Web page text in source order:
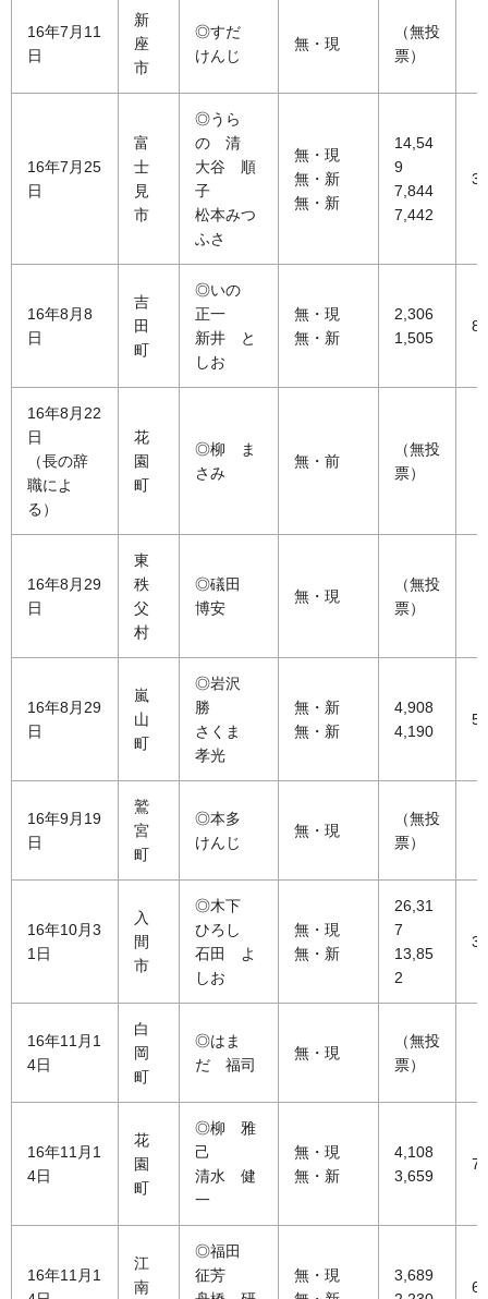
16年7月11
日
新
座
市
◎すだ
けんじ
無・現
（無投
票）
16年7月25
日
富
士
見
市
◎うら
の 清
大谷 順
子
松本みつ
ふさ
無・現
無・新
無・新
14,54
9
7,844
7,442
16年8月8
日
吉
田
町
◎いの
正一
新井 と
しお
無・現
無・新
2,306
1,505
16年8月22
日
（長の辞
職によ
る）
花
園
町
◎柳 ま
さみ
無・前
（無投
票）
16年8月29
日
東
秩
父
村
◎礒田
博安
無・現
（無投
票）
16年8月29
日
嵐
山
町
◎岩沢
勝
さくま
孝光
無・新
無・新
4,908
4,190
16年9月19
日
鷲
宮
町
◎本多
けんじ
無・現
（無投
票）
16年10月3
1日
入
間
市
◎木下
ひろし
石田 よ
しお
無・現
無・新
26,31
7
13,85
2
16年11月1
4日
白
岡
町
◎はま
だ 福司
無・現
（無投
票）
16年11月1
4日
花
園
町
◎柳 雅
己
清水 健
一
無・現
無・新
4,108
3,659
16年11月1
江
南
◎福田
征芳
無・現
3,689